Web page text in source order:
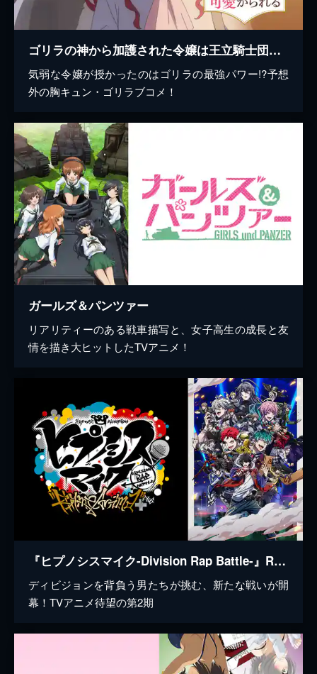
ゴリラの神から加護された令嬢は王立騎士団で可愛がられる
気弱な令嬢が授かったのはゴリラの最強パワー!?予想
外の胸キュン・ゴリラブコメ！
ガールズ＆パンツァー
リアリティーのある戦車描写と、女子高生の成長と友
情を描き大ヒットしたTVアニメ！
『ヒプノシスマイク-Division Rap Battle-』Rhyme Anima ＋
ディビジョンを背負う男たちが挑む、新たな戦いが開
幕！TVアニメ待望の第2期